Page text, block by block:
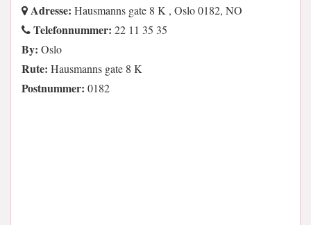
Adresse: Hausmanns gate 8 K , Oslo 0182, NO
Telefonnummer: 22 11 35 35
By: Oslo
Rute: Hausmanns gate 8 K
Postnummer: 0182